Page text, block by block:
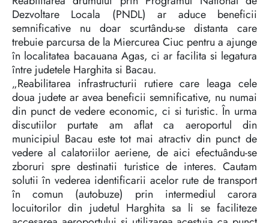
Dezvoltare Locala (PNDL) ar aduce beneficii
semnificative nu doar scurtându-se distanta care
trebuie parcursa de la Miercurea Ciuc pentru a ajunge
în localitatea bacauana Agas, ci ar facilita si legatura
între judetele Harghita si Bacau.
„Reabilitarea infrastructurii rutiere care leaga cele
doua judete ar avea beneficii semnificative, nu numai
din punct de vedere economic, ci si turistic. În urma
discutiilor purtate am aflat ca aeroportul din
municipiul Bacau este tot mai atractiv din punct de
vedere al calatoriilor aeriene, de aici efectuându-se
zboruri spre destinatii turistice de interes. Cautam
solutii în vederea identificarii acelor rute de transport
în comun (autobuze) prin intermediul carora
locuitorilor din judetul Harghita sa li se faciliteze